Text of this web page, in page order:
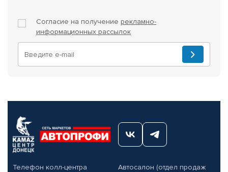
Согласие на получение рекламно-
информационных рассылок
Телефон колл-центра
Автосалон (отдел продаж